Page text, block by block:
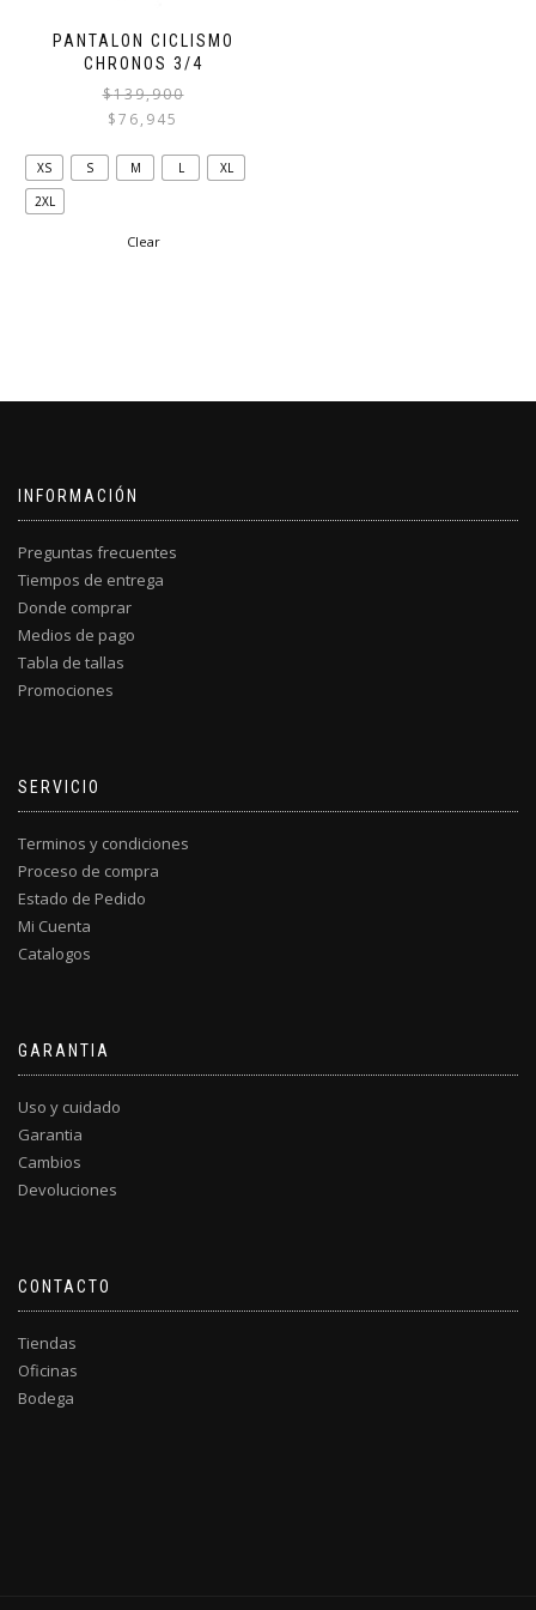
PANTALON CICLISMO
CHRONOS 3/4
$139,900
$76,945
Este
producto
variantes.
XS S M L
XL
2XL
Clear
INFORMACIÓN
Preguntas frecuentes
Tiempos de entrega
Donde comprar
Medios de pago
Tabla de tallas
Promociones
SERVICIO
Terminos y condiciones
Proceso de compra
Estado de Pedido
Mi Cuenta
Catalogos
GARANTIA
Uso y cuidado
Garantia
Cambios
Devoluciones
CONTACTO
Tiendas
Oficinas
Bodega